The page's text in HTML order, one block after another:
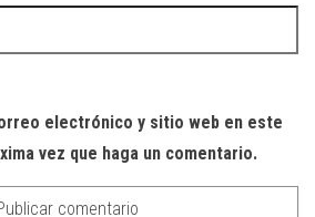
electrónico y sitio web en este
vez que haga un comentario.